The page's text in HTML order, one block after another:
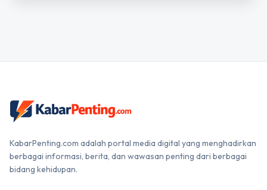
KabarPenting.com adalah portal media digital yang menghadirkan
berbagai informasi, berita, dan wawasan penting dari berbagai
bidang kehidupan.